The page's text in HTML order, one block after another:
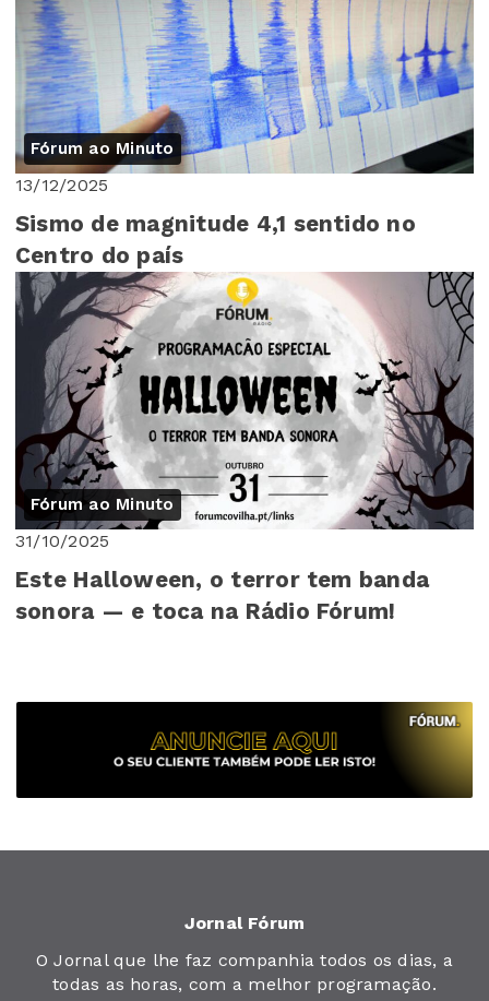
Fórum ao Minuto
13/12/2025
Sismo de magnitude 4,1 sentido no
Centro do país
Fórum ao Minuto
31/10/2025
Este Halloween, o terror tem banda
sonora — e toca na Rádio Fórum!
Jornal Fórum
O Jornal que lhe faz companhia todos os dias, a
todas as horas, com a melhor programação.